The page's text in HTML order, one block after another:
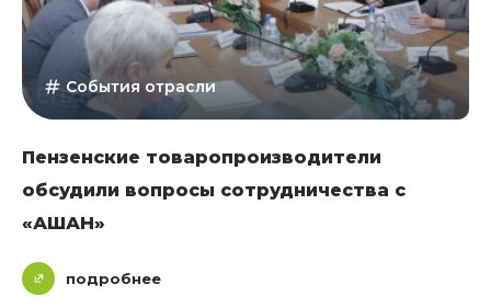
События отрасли
Пензенские товаропроизводители
обсудили вопросы сотрудничества с
«АШАН»
подробнее